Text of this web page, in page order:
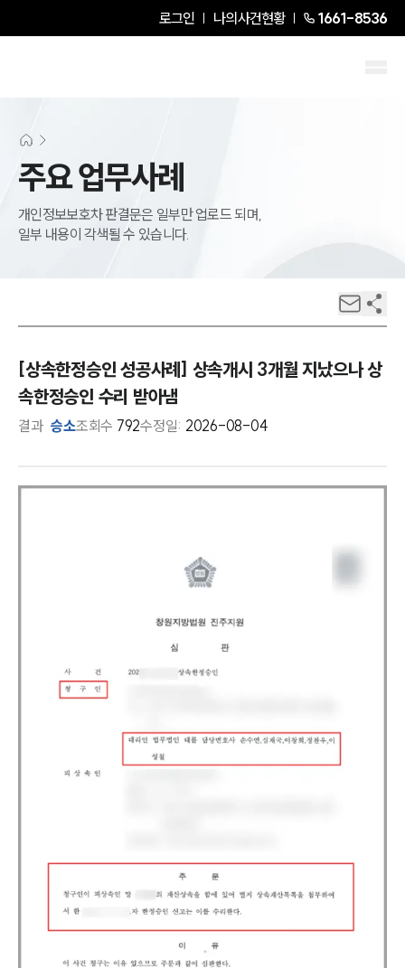
로그인 나의사건현황 1661-8536
주요 업무사례
개인정보보호차 판결문은 일부만 업로드 되며,
일부 내용이 각색될 수 있습니다.
[상속한정승인 성공사례] 상속개시 3개월 지났으나 상
속한정승인 수리 받아냄
결과 승소조회수 792수정일: 2026-08-04